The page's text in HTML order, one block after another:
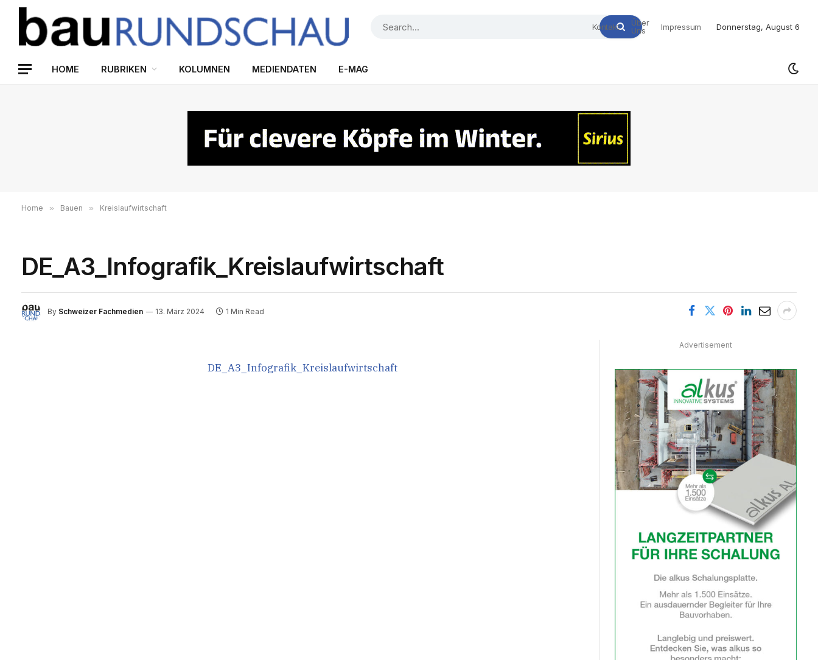
Kontakt
Über
Uns
Impressum Donnerstag, August 6
HOME RUBRIKEN KOLUMNEN MEDIENDATEN E-MAG
Home » Bauen » Kreislaufwirtschaft
DE_A3_Infografik_Kreislaufwirtschaft
By Schweizer Fachmedien 13. März 2024 1 Min Read
DE_A3_Infografik_Kreislaufwirtschaft
Advertisement